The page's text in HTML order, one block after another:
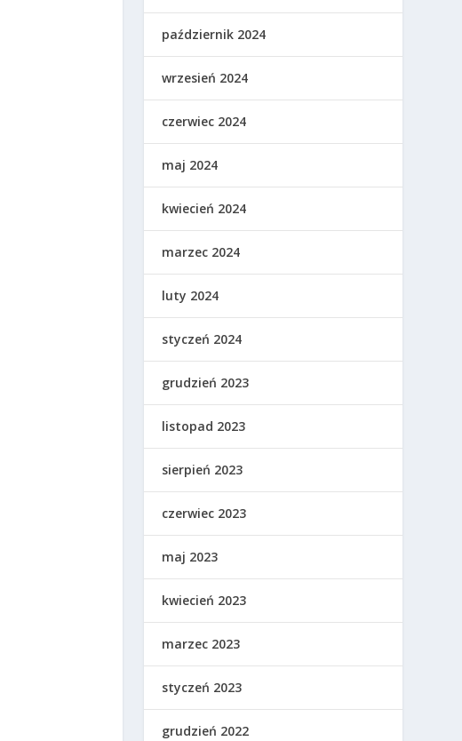
październik 2024
wrzesień 2024
czerwiec 2024
maj 2024
kwiecień 2024
marzec 2024
luty 2024
styczeń 2024
grudzień 2023
listopad 2023
sierpień 2023
czerwiec 2023
maj 2023
kwiecień 2023
marzec 2023
styczeń 2023
grudzień 2022